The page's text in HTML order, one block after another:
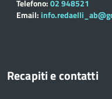
Telefono:02 948521
Email:
Recapiti e contatti